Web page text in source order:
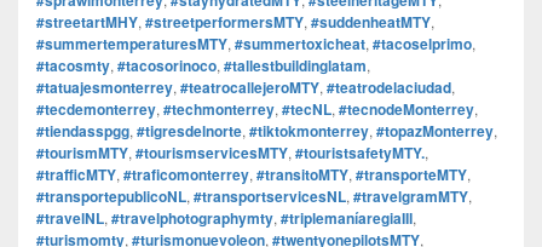
#streetartMHY, #streetperformersMTY, #suddenheatMTY,
#summertemperaturesMTY, #summertoxicheat, #tacoselprimo,
#tacosmty, #tacosorinoco, #tallestbuildinglatam,
#tatuajesmonterrey, #teatrocallejeroMTY, #teatrodelaciudad,
#tecdemonterrey, #techmonterrey, #tecNL, #tecnodeMonterrey,
#tiendasspgg, #tigresdelnorte, #tiktokmonterrey, #topazMonterrey,
#tourismMTY, #tourismservicesMTY, #touristsafetyMTY.,
#trafficMTY, #traficomonterrey, #transitoMTY, #transporteMTY,
#transportepublicoNL, #transportservicesNL, #travelgramMTY,
#travelNL, #travelphotographymty, #triplemaníaregiaIII,
#turismomty, #turismonuevoleon, #twentyonepilotsMTY,